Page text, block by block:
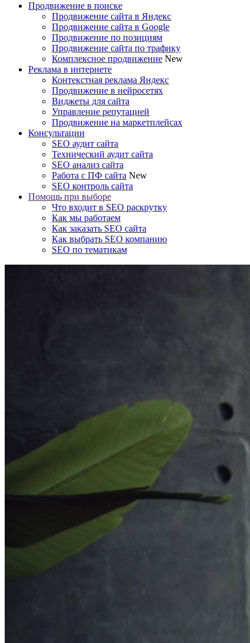
Продвижение в поиске
Продвижение сайта в Яндекс
Продвижение сайта в Google
Продвижение по позициям
Продвижение сайта по трафику
Комплексное продвижение New
Реклама в интернете
Контекстная реклама Яндекс
Продвижение в нейросетях
Виджеты для сайта
Управление репутацией
Продвижение на маркетплейсах
Консультации
SEO аудит сайта
Технический аудит сайта
SEO анализ сайта
Работа с ПФ сайта New
SEO контроль сайта
Помощь при выборе
Что входит в SEO раскрутку
Как мы работаем
Как заказать SEO сайта
Как выбрать SEO компанию
SEO по тематикам